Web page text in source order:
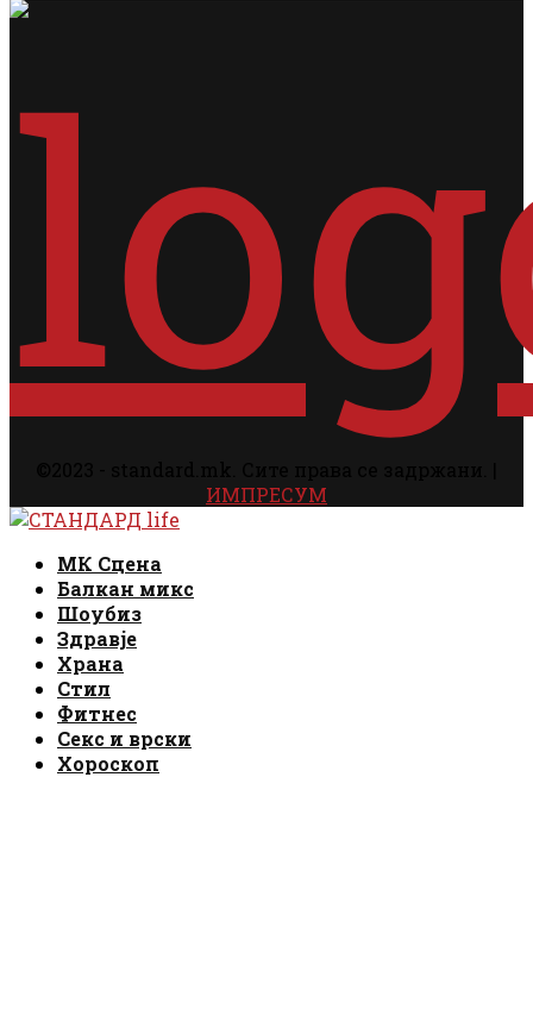
ИМПРЕСУМ
Facebook
Instagram
Email
Rss
МК Сцена
Балкан микс
Шоубиз
Здравје
Храна
Стил
Фитнес
Секс и врски
Хороскоп